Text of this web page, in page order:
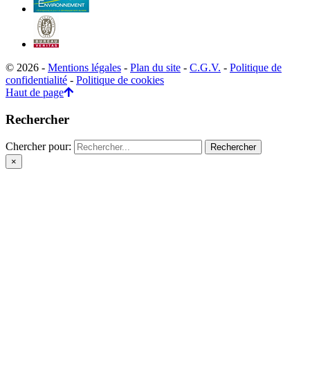
© 2026 - Mentions légales - Plan du site - C.G.V. - Politique de
confidentialité - Politique de cookies
Haut de page
Rechercher
Chercher pour:
×